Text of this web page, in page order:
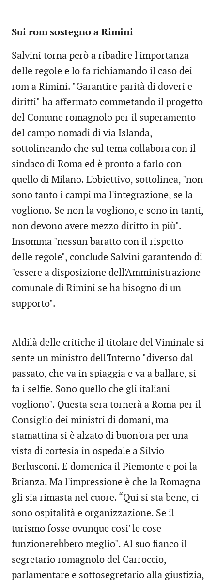
Sui rom sostegno a Rimini
Salvini torna però a ribadire l'importanza
delle regole e lo fa richiamando il caso dei
rom a Rimini. "Garantire parità di doveri e
diritti" ha affermato commetando il progetto
del Comune romagnolo per il superamento
del campo nomadi di via Islanda,
sottolineando che sul tema collabora con il
sindaco di Roma ed è pronto a farlo con
quello di Milano. L'obiettivo, sottolinea, "non
sono tanto i campi ma l'integrazione, se la
vogliono. Se non la vogliono, e sono in tanti,
non devono avere mezzo diritto in più".
Insomma "nessun baratto con il rispetto
delle regole", conclude Salvini garantendo di
"essere a disposizione dell'Amministrazione
comunale di Rimini se ha bisogno di un
supporto".
Aldilà delle critiche il titolare del Viminale si
sente un ministro dell'Interno "diverso dal
passato, che va in spiaggia e va a ballare, si
fa i selfie. Sono quello che gli italiani
vogliono". Questa sera tornerà a Roma per il
Consiglio dei ministri di domani, ma
stamattina si è alzato di buon'ora per una
vista di cortesia in ospedale a Silvio
Berlusconi. E domenica il Piemonte e poi la
Brianza. Ma l'impressione è che la Romagna
gli sia rimasta nel cuore. “Qui si sta bene, ci
sono ospitalità e organizzazione. Se il
turismo fosse ovunque cosi' le cose
funzionerebbero meglio". Al suo fianco il
segretario romagnolo del Carroccio,
parlamentare e sottosegretario alla giustizia,